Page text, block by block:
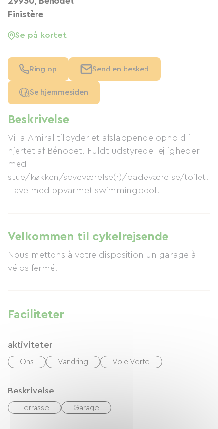
Beskrivelse
Villa Amiral tilbyder et afslappende ophold i
hjertet af Bénodet. Fuldt udstyrede lejligheder
med
stue/køkken/soveværelse(r)/badeværelse/toilet.
Have med opvarmet swimmingpool.
Velkommen til cykelrejsende
Nous mettons à votre disposition un garage à
vélos fermé.
Faciliteter
aktiviteter
Ons Vandring Voie Verte
Beskrivelse
Terrasse Garage
Finistère
Se på kortet
Ring op Send en besked
Se hjemmesiden